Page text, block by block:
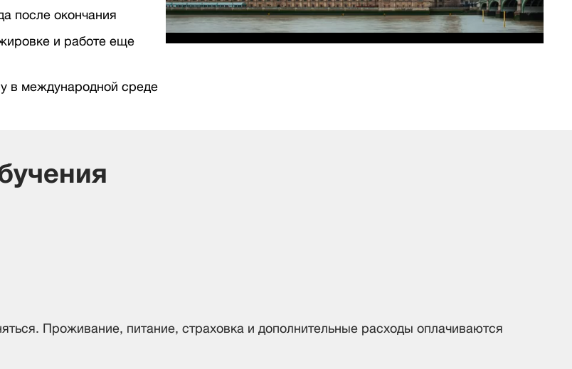
после окончания
и работе еще
в международной среде
Проживание, питание, страховка и дополнительные расходы оплачиваются